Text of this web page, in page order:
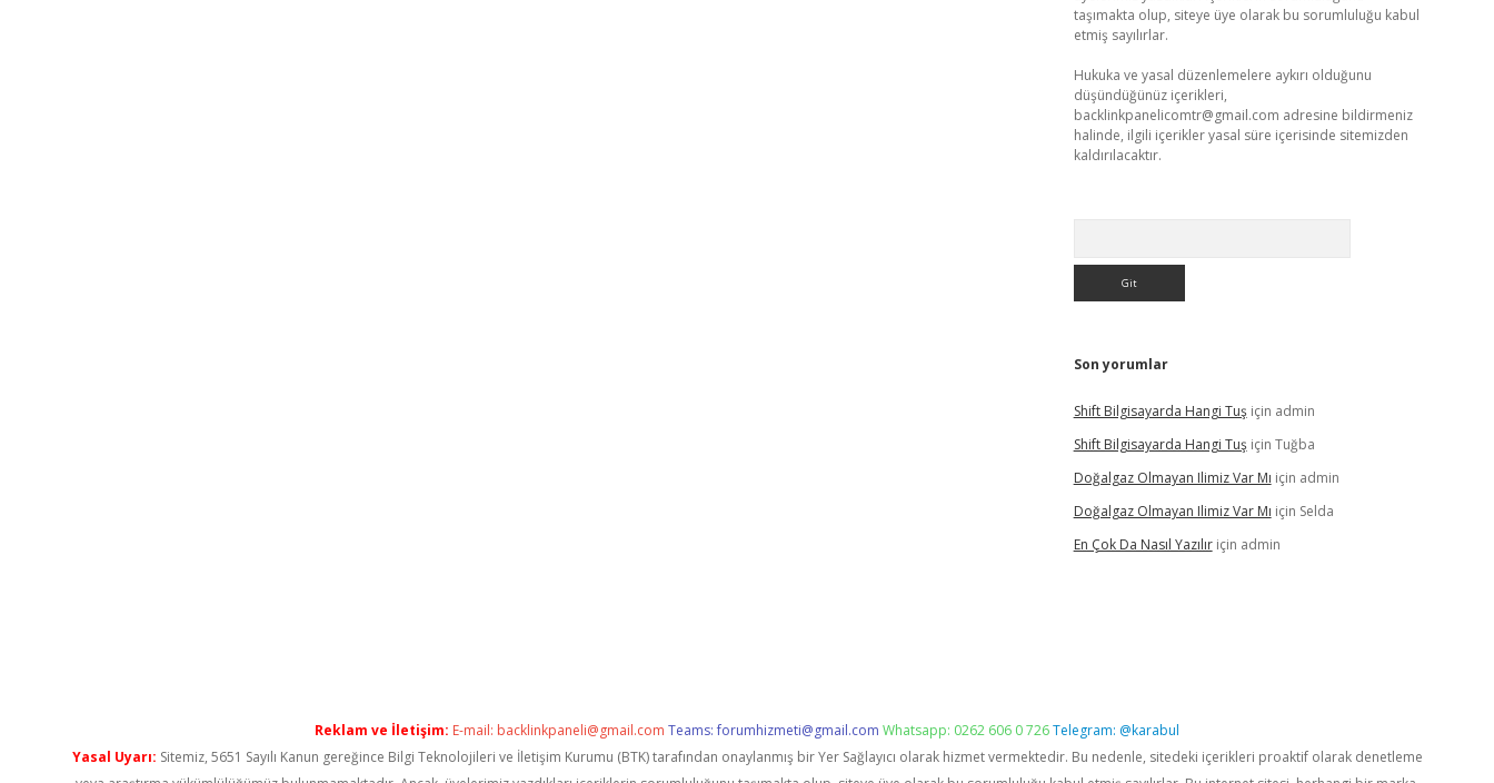
taşımakta olup, siteye üye olarak bu sorumluluğu kabul
etmiş sayılırlar.
Hukuka ve yasal düzenlemelere aykırı olduğunu
düşündüğünüz içerikleri,
backlinkpanelicomtr@gmail.com adresine bildirmeniz
halinde, ilgili içerikler yasal süre içerisinde sitemizden
kaldırılacaktır.
Son yorumlar
Shift Bilgisayarda Hangi Tuşiçin admin
Shift Bilgisayarda Hangi Tuşiçin Tuğba
Doğalgaz Olmayan Ilimiz Var Mı için admin
Doğalgaz Olmayan Ilimiz Var Mı için Selda
En Çok Da Nasıl Yazılıriçin admin
Reklam ve İletişim: E-mail: backlinkpaneli@gmail.com Teams:forumhizmeti@gmail.com Whatsapp: 0262 606 0 726Telegram: @karabul
Yasal Uyarı: Sitemiz, 5651 Sayılı Kanun gereğince Bilgi Teknolojileri ve İletişim Kurumu (BTK) tarafından onaylanmış bir Yer Sağlayıcı olarak hizmet vermektedir. Bu nedenle, sitedeki içerikleri proaktif olarak denetleme